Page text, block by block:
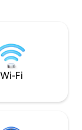
estrelas, vistas
montanha,
reciclagem e
partir de R 175
Wi-Fi